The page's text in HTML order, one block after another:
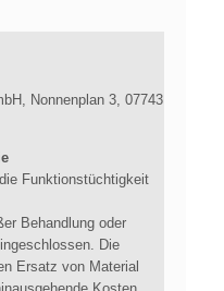
Nonnenplan 3, 07743
Funktionstüchtigkeit
Behandlung oder
Die
Ersatz von Material